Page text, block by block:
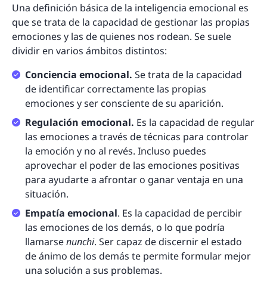
Una definición básica de la inteligencia emocional es
que se trata de la capacidad de gestionar las propias
emociones y las de quienes nos rodean. Se suele
dividir en varios ámbitos distintos:
Conciencia emocional. Se trata de la capacidad
de identificar correctamente las propias
emociones y ser consciente de su aparición.
Regulación emocional. Es la capacidad de regular
las emociones a través de técnicas para controlar
la emoción y no al revés. Incluso puedes
aprovechar el poder de las emociones positivas
para ayudarte a afrontar o ganar ventaja en una
situación.
Empatía emocional. Es la capacidad de percibir
las emociones de los demás, o lo que podría
llamarsenunchi. Ser capaz de discernir el estado
de ánimo de los demás te permite formular mejor
una solución a sus problemas.